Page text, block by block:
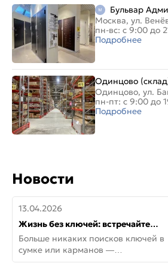
Бульвар
Москва, ул.
пн-вс: с 9:00 до
Подробнее
Одинцово
Одинцово, ул.
пн-пт: с 9:00 до
Подробнее
Новости
13.04.2026
Жизнь без ключей: встречайте
новую дверь СИТИ ИНТЕГРА
АйКью!
Больше никаких поисков ключей в
сумке или карманов —
представляем СИТИ ИНТЕГРА